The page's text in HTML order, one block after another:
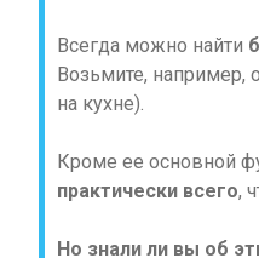
Всегда можно найти
Возьмите, например,
на кухне).
Кроме ее основной
практически всего,
Но знали ли вы об